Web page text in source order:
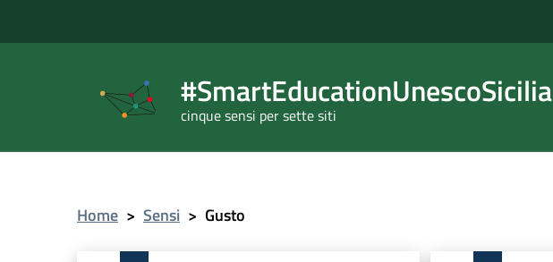
#SmartEducationUnescoSicilia
cinque sensi per sette siti
Home > Sensi > Gusto